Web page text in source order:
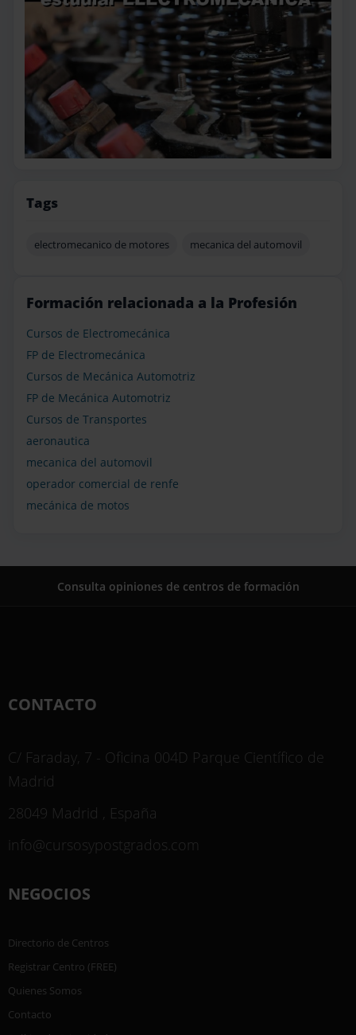
Tags
electromecanico de motores mecanica del automovil
Formación relacionada a la Profesión
Cursos de Electromecánica
FP de Electromecánica
Cursos de Mecánica Automotriz
FP de Mecánica Automotriz
Cursos de Transportes
aeronautica
mecanica del automovil
operador comercial de renfe
mecánica de motos
Consulta opiniones de centros de formación
CONTACTO
C/ Faraday, 7 - Oficina 004D Parque Científico de
Madrid
28049 Madrid , España
info@cursosypostgrados.com
NEGOCIOS
Directorio de Centros
Registrar Centro (FREE)
Quienes Somos
Contacto